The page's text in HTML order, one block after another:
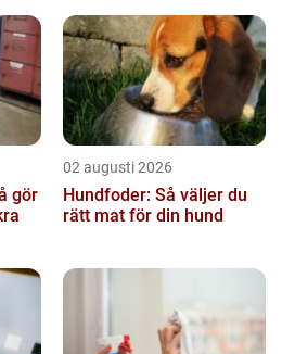
02 augusti 2026
Hundfoder: Så väljer du
rätt mat för din hund